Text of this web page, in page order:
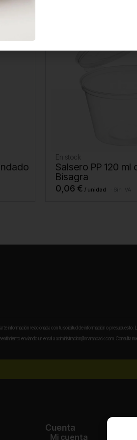
En stock
Salsero PP 120 ml
Bisagra
0,06 € Sin IVA
información relacionada con tu solicitud de información o presupuesto.
enviando un email a administracion@maranpack.com. Consulta
Cuenta
Mi cuenta